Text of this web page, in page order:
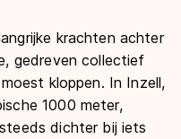
krachten achter
gedreven collectief
kloppen. In Inzell,
1000 meter,
dichter bij iets